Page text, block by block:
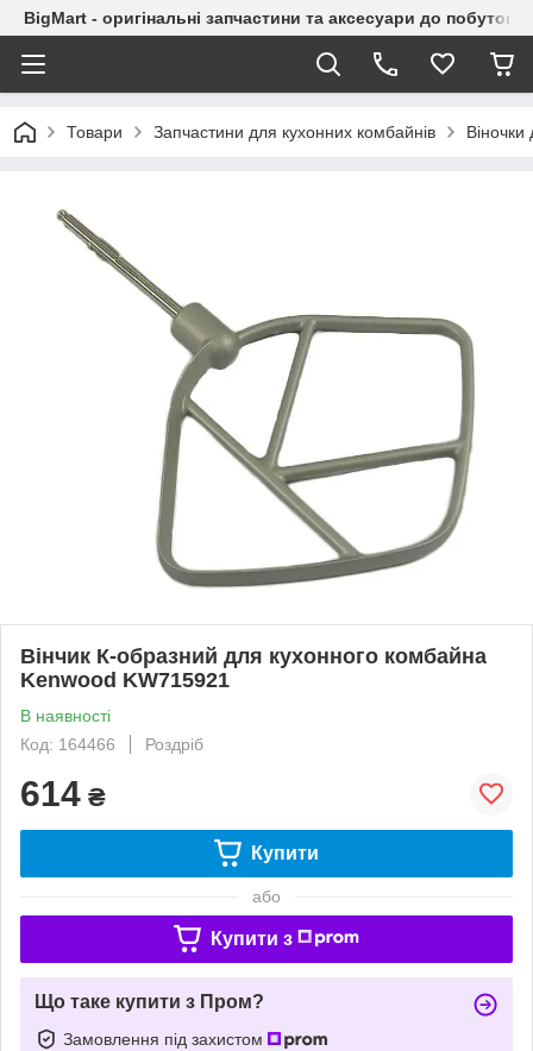
BigMart - оригінальні запчастини та аксесуари до побутової
Товари Запчастини для кухонних комбайнів Віночки
Вінчик К-образний для кухонного комбайна
Kenwood KW715921
В наявності
Код: 164466
Роздріб
614 ₴
Купити
або
Купити з
Що таке купити з Пром?
Замовлення під захистом